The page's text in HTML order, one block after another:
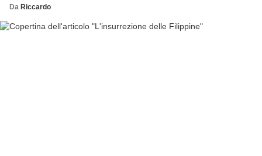
Da Riccardo